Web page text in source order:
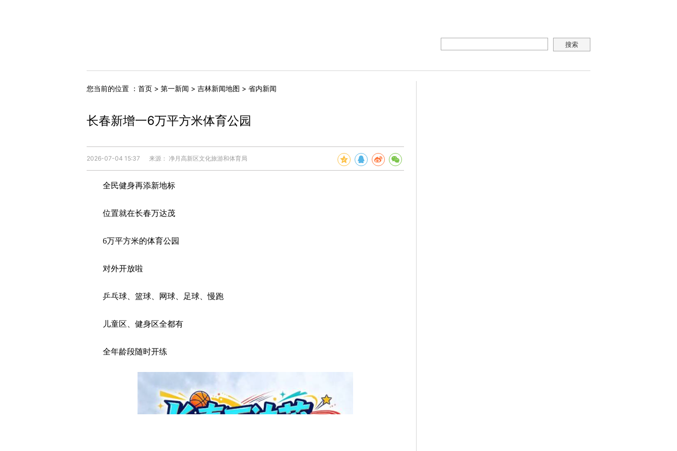
您当前的位置 ： 首页 > 第一新闻 > 吉林新闻地图 > 省内新闻
长春新增一6万平方米体育公园
2026-07-04 15:37 来源： 净月高新区文化旅游和体育局
全民健身再添新地标
位置就在长春万达茂
6万平方米的体育公园
对外开放啦
乒乓球、篮球、网球、足球、慢跑
儿童区、健身区全都有
全年龄段随时开练